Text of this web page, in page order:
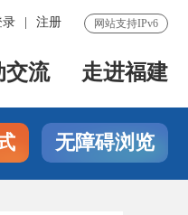
网站支持IPv6
录 注册
交流 走进福建
无障碍浏览